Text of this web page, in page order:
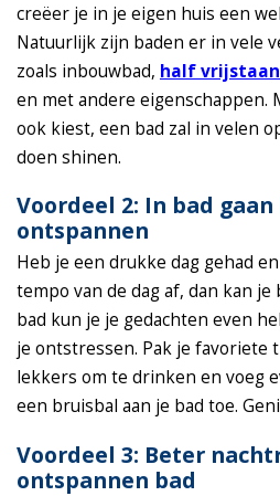
creëer je in je eigen huis een
Natuurlijk zijn baden er in vele
zoals inbouwbad, half
en met andere eigenschappen.
ook kiest, een bad zal in velen
doen shinen.
Voordeel 2: In bad
ontspannen
Heb je een drukke dag gehad
tempo van de dag af, dan kan
bad kun je je gedachten even
je ontstressen. Pak je favoriete
lekkers om te drinken en voeg
een bruisbal aan je bad toe.
Voordeel 3: Beter
ontspannen bad